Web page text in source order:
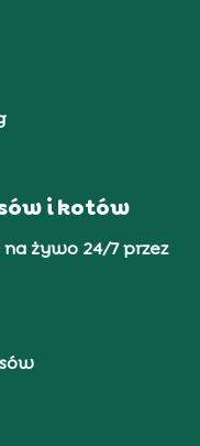
i kotów
żywo 24/7 przez